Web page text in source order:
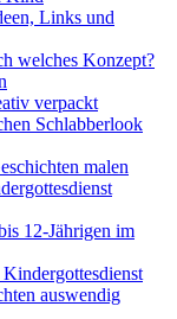
Links und
welches Konzept?
verpackt
Schlabberlook
malen
12-Jährigen im
auswendig